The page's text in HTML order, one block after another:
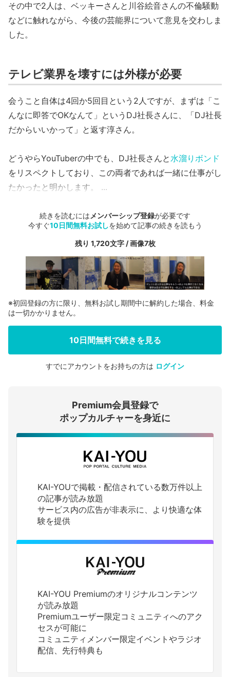
その中で2人は、ベッキーさんと川谷絵音さんの不倫騒動
などに触れながら、今後の芸能界について意見を交わしま
した。
テレビ業界を壊すには外様が必要
会うこと自体は4回か5回目という2人ですが、まずは「こ
んなに即答でOKなんて」というDJ社長さんに、「DJ社長
だからいいかって」と返す淳さん。
どうやらYouTuberの中でも、DJ社長さんと水溜りボンド
をリスペクトしており、この両者であれば一緒に仕事がし
たかったと明かします。 ...
続きを読むには メンバーシップ登録が必要です
今すぐ10日間無料お試しを始めて記事の続きを読もう
残り 1,720文字 / 画像7枚
会員登録する
ログインする
※初回登録の方に限り、無料お試し期間中に解約した場合、料金
は一切かかりません。
10日間無料で続きを見る
すでにアカウントをお持ちの方は ログイン
Premium会員登録で
ポップカルチャーを身近に
KAI-YOUで掲載・配信されている数万件以上
の記事が読み放題
サービス内の広告が非表示に、より快適な体
験を提供
KAI-YOU Premiumのオリジナルコンテンツ
が読み放題
Premiumユーザー限定コミュニティへのアク
セスが可能に
コミュニティメンバー限定イベントやラジオ
配信、先行特典も